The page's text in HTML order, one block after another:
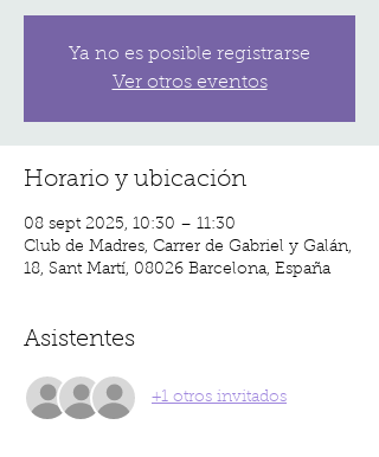
Ya no es posible registrarse
Ver otros eventos
Horario y ubicación
08 sept 2025, 10:30 – 11:30
Club de Madres, Carrer de Gabriel y Galán,
18, Sant Martí, 08026 Barcelona, España
Asistentes
+1 otros invitados